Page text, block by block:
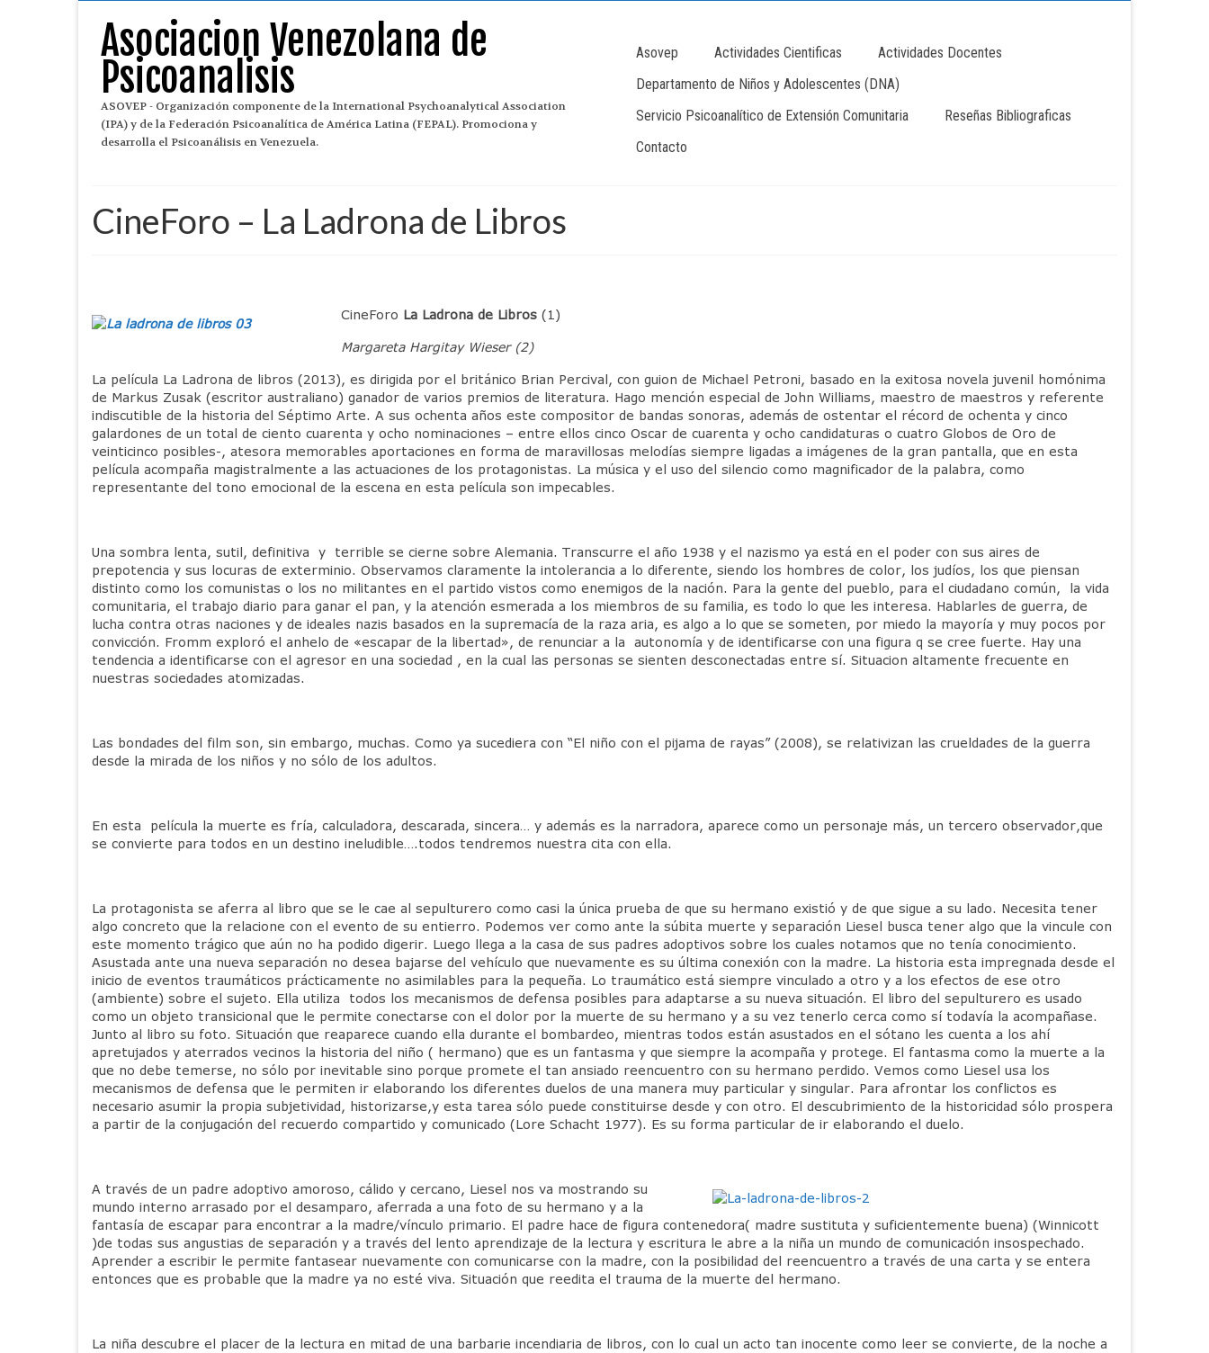
Asociacion Venezolana de
Psicoanalisis
ASOVEP - Organización componente de la International Psychoanalytical Association
(IPA) y de la Federación Psicoanalítica de América Latina (FEPAL). Promociona y
desarrolla el Psicoanálisis en Venezuela.
Asovep Actividades Cientificas
Actividades Docentes
Departamento de Niños y Adolescentes (DNA)
Servicio Psicoanalítico de Extensión Comunitaria
Reseñas Bibliograficas
Contacto
CineForo – La Ladrona de Libros
CineForo La Ladrona de Libros (1)
Margareta Hargitay Wieser (2)
La película La Ladrona de libros (2013), es dirigida por el británico Brian Percival, con guion de Michael Petroni, basado en la exitosa novela juvenil homónima
de Markus Zusak (escritor australiano) ganador de varios premios de literatura. Hago mención especial de John Williams, maestro de maestros y referente
indiscutible de la historia del Séptimo Arte. A sus ochenta años este compositor de bandas sonoras, además de ostentar el récord de ochenta y cinco
galardones de un total de ciento cuarenta y ocho nominaciones – entre ellos cinco Oscar de cuarenta y ocho candidaturas o cuatro Globos de Oro de
veinticinco posibles-, atesora memorables aportaciones en forma de maravillosas melodías siempre ligadas a imágenes de la gran pantalla, que en esta
película acompaña magistralmente a las actuaciones de los protagonistas. La música y el uso del silencio como magnificador de la palabra, como
representante del tono emocional de la escena en esta película son impecables.
Una sombra lenta, sutil, definitiva y terrible se cierne sobre Alemania. Transcurre el año 1938 y el nazismo ya está en el poder con sus aires de
prepotencia y sus locuras de exterminio. Observamos claramente la intolerancia a lo diferente, siendo los hombres de color, los judíos, los que piensan
distinto como los comunistas o los no militantes en el partido vistos como enemigos de la nación. Para la gente del pueblo, para el ciudadano común, la vida
comunitaria, el trabajo diario para ganar el pan, y la atención esmerada a los miembros de su familia, es todo lo que les interesa. Hablarles de guerra, de
lucha contra otras naciones y de ideales nazis basados en la supremacía de la raza aria, es algo a lo que se someten, por miedo la mayoría y muy pocos por
convicción. Fromm exploró el anhelo de «escapar de la libertad», de renunciar a la autonomía y de identificarse con una figura q se cree fuerte. Hay una
tendencia a identificarse con el agresor en una sociedad , en la cual las personas se sienten desconectadas entre sí. Situacion altamente frecuente en
nuestras sociedades atomizadas.
Las bondades del film son, sin embargo, muchas. Como ya sucediera con “El niño con el pijama de rayas” (2008), se relativizan las crueldades de la guerra
desde la mirada de los niños y no sólo de los adultos.
En esta película la muerte es fría, calculadora, descarada, sincera… y además es la narradora, aparece como un personaje más, un tercero observador,que
se convierte para todos en un destino ineludible….todos tendremos nuestra cita con ella.
La protagonista se aferra al libro que se le cae al sepulturero como casi la única prueba de que su hermano existió y de que sigue a su lado. Necesita tener
algo concreto que la relacione con el evento de su entierro. Podemos ver como ante la súbita muerte y separación Liesel busca tener algo que la vincule con
este momento trágico que aún no ha podido digerir. Luego llega a la casa de sus padres adoptivos sobre los cuales notamos que no tenía conocimiento.
Asustada ante una nueva separación no desea bajarse del vehículo que nuevamente es su última conexión con la madre. La historia esta impregnada desde el
inicio de eventos traumáticos prácticamente no asimilables para la pequeña. Lo traumático está siempre vinculado a otro y a los efectos de ese otro
(ambiente) sobre el sujeto. Ella utiliza todos los mecanismos de defensa posibles para adaptarse a su nueva situación. El libro del sepulturero es usado
como un objeto transicional que le permite conectarse con el dolor por la muerte de su hermano y a su vez tenerlo cerca como sí todavía la acompañase.
Junto al libro su foto. Situación que reaparece cuando ella durante el bombardeo, mientras todos están asustados en el sótano les cuenta a los ahí
apretujados y aterrados vecinos la historia del niño ( hermano) que es un fantasma y que siempre la acompaña y protege. El fantasma como la muerte a la
que no debe temerse, no sólo por inevitable sino porque promete el tan ansiado reencuentro con su hermano perdido. Vemos como Liesel usa los
mecanismos de defensa que le permiten ir elaborando los diferentes duelos de una manera muy particular y singular. Para afrontar los conflictos es
necesario asumir la propia subjetividad, historizarse,y esta tarea sólo puede constituirse desde y con otro. El descubrimiento de la historicidad sólo prospera
a partir de la conjugación del recuerdo compartido y comunicado (Lore Schacht 1977). Es su forma particular de ir elaborando el duelo.
A través de un padre adoptivo amoroso, cálido y cercano, Liesel nos va mostrando su
mundo interno arrasado por el desamparo, aferrada a una foto de su hermano y a la
fantasía de escapar para encontrar a la madre/vínculo primario. El padre hace de figura contenedora( madre sustituta y suficientemente buena) (Winnicott
)de todas sus angustias de separación y a través del lento aprendizaje de la lectura y escritura le abre a la niña un mundo de comunicación insospechado.
Aprender a escribir le permite fantasear nuevamente con comunicarse con la madre, con la posibilidad del reencuentro a través de una carta y se entera
entonces que es probable que la madre ya no esté viva. Situación que reedita el trauma de la muerte del hermano.
La niña descubre el placer de la lectura en mitad de una barbarie incendiaria de libros, con lo cual un acto tan inocente como leer se convierte, de la noche a